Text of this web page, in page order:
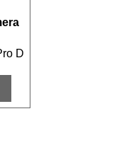
Dual Camera System